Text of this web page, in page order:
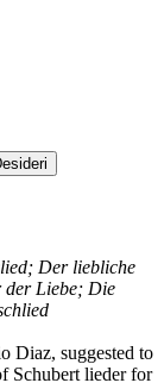
Der liebliche
der Liebe; Die
Diaz, suggested to
Schubert lieder for